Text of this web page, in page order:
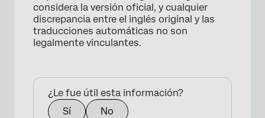
considera la versión oficial, y cualquier
discrepancia entre el inglés original y las
traducciones automáticas no son
legalmente vinculantes.
¿Le fue útil esta información?
Sí
No